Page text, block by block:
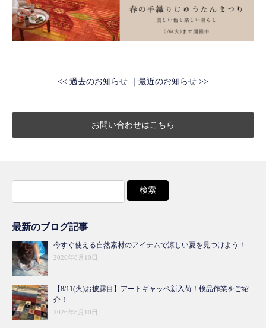
<< 過去のお知らせ 最近のお知らせ >>
お問い合わせはこちら
索:
最新のブログ記事
今すぐ使える自然素材のアイテムで涼しい夏を見つけよう！
2026年8月10日
【8/11(火)お披露目】アートギャッベ新入荷！検品作業をご紹
介！
2026年8月10日